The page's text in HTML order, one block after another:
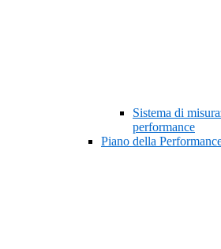
Sistema di
performance
Piano della